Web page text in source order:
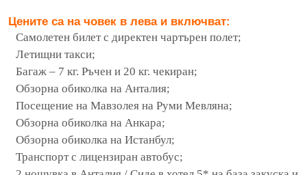
Цените са на човек в лева и включват:
Самолетен билет с директен чартърен полет;
Летищни такси;
Багаж – 7 кг. Ръчен и 20 кг. чекиран;
Обзорна обиколка на Анталия;
Посещение на Мавзолея на Руми Мевляна;
Обзорна обиколка на Анкара;
Обзорна обиколка на Истанбул;
Транспорт с лицензиран автобус;